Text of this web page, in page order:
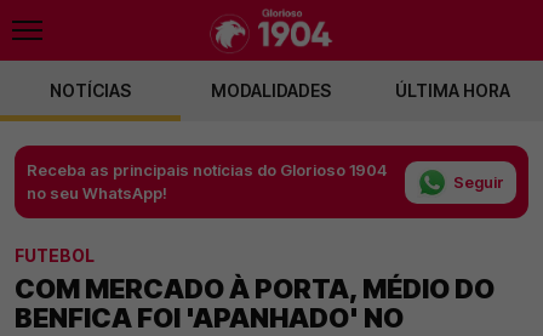
NOTÍCIAS MODALIDADES ÚLTIMA HORA
Receba as principais notícias do Glorioso 1904
no seu WhatsApp!
Seguir
FUTEBOL
COM MERCADO À PORTA, MÉDIO DO
BENFICA FOI 'APANHADO' NO